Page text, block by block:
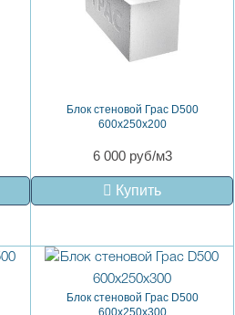
Блок стеновой Грас D500
600x250x200
6 000 руб/м3
Купить
Блок стеновой Грас D500
600x250x300